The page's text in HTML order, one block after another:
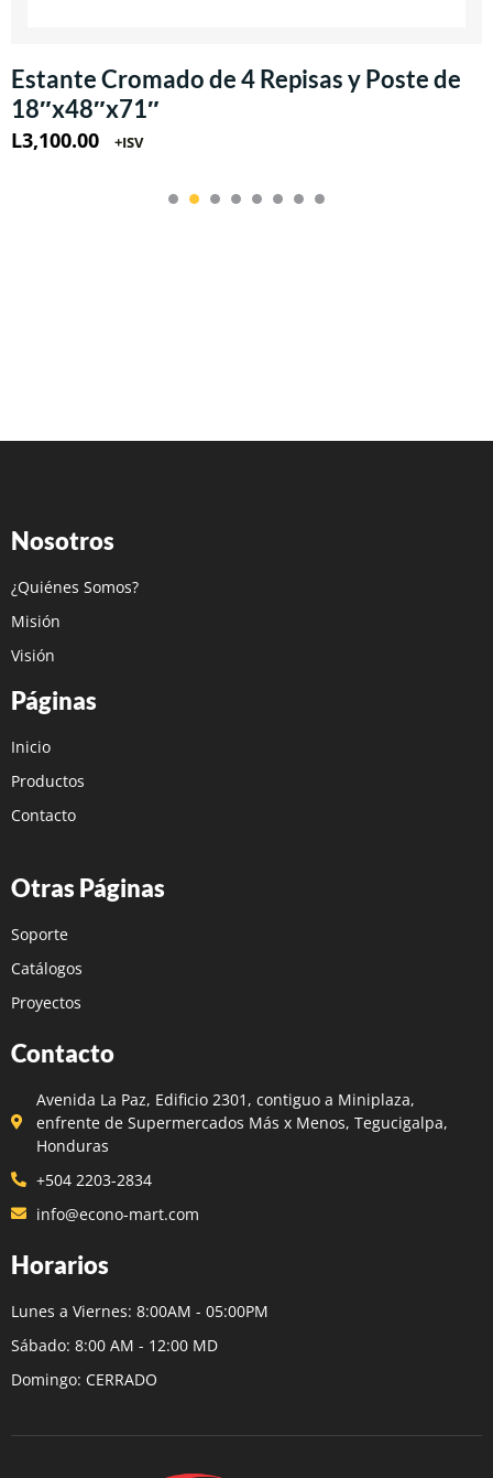
Estante Cromado de 4 Repisas y Poste de
18″x48″x71″
L3,100.00 +ISV
Nosotros
¿Quiénes Somos?
Misión
Visión
Páginas
Inicio
Productos
Contacto
Otras Páginas
Soporte
Catálogos
Proyectos
Contacto
Avenida La Paz, Edificio 2301, contiguo a Miniplaza,
enfrente de Supermercados Más x Menos, Tegucigalpa,
Honduras
+504 2203-2834
info@econo-mart.com
Horarios
Lunes a Viernes: 8:00AM - 05:00PM
Sábado: 8:00 AM - 12:00 MD
Domingo: CERRADO